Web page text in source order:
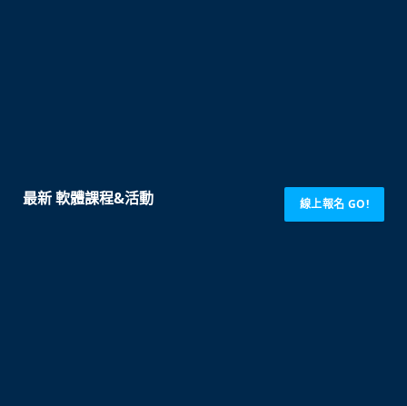
最新 軟體課程&活動 線上報名 GO!